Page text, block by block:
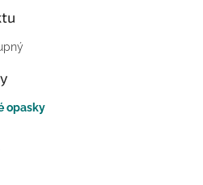
opasky